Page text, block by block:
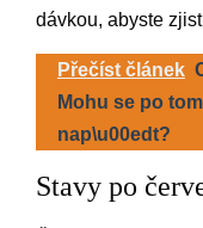
dávkou, abyste
Přečíst článek
Mohu se po
nap\u00edt?
Stavy po